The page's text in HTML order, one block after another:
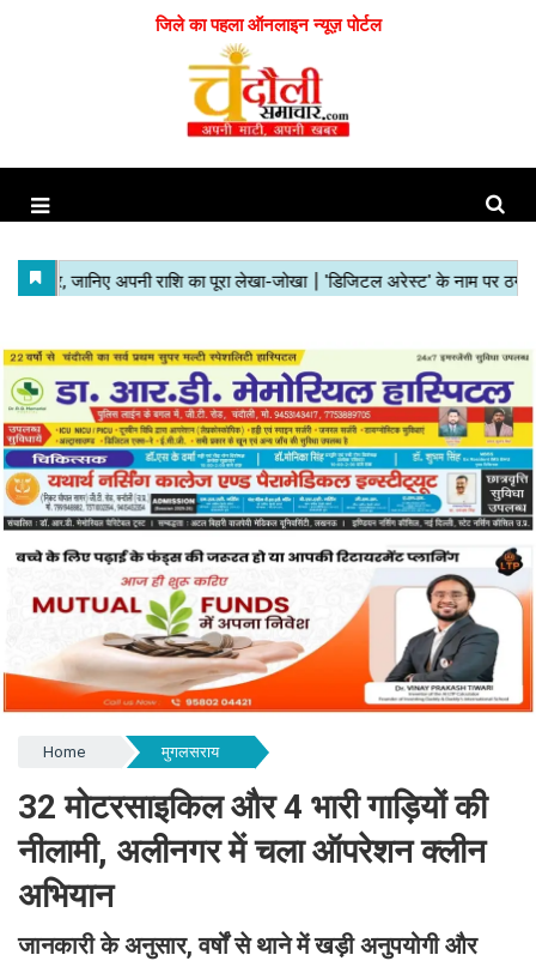
जिले का पहला ऑनलाइन न्यूज़ पोर्टल
Home मुगलसराय
32 मोटरसाइकिल और 4 भारी गाड़ियों की
नीलामी, अलीनगर में चला ऑपरेशन क्लीन
अभियान
जानकारी के अनुसार, वर्षों से थाने में खड़ी अनुपयोगी और